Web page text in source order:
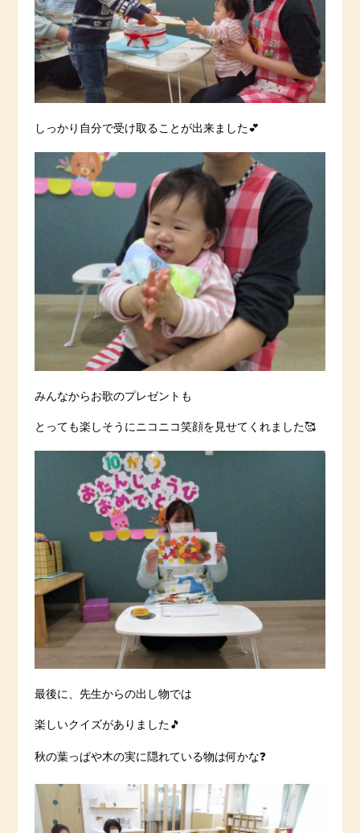
しっかり自分で受け取ることが出来ました💕
みんなからお歌のプレゼントも
とっても楽しそうにニコニコ笑顔を見せてくれました🥰
最後に、先生からの出し物では
楽しいクイズがありました🎵
秋の葉っぱや木の実に隠れている物は何かな❓